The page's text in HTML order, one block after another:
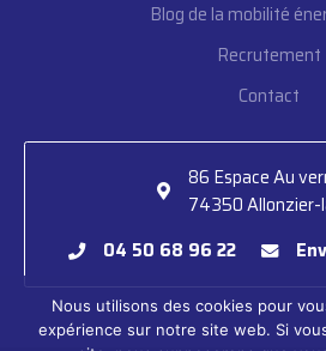
Blog de la mobilité
Recrutement
Contact
86 Espace Au
74350 Allonzier-
04 50 68 96 22
Nous utilisons des cookies pour
expérience sur notre site web. Si